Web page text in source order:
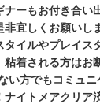
ナーもお付き合い
非宜しくお願いし
タイルやプレイス
粘着される方はお
い方でもコミュ
ナイトメアクリア